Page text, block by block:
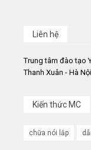
Liên hệ
Trung tâm đào tạo
Thanh Xuân - Hà
Kiến thức MC
chữa nói lắp